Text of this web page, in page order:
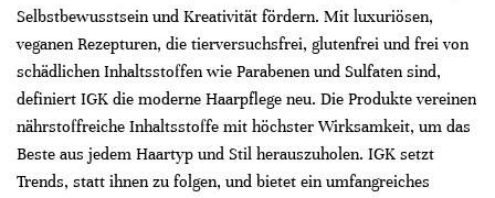
Selbstbewusstsein und Kreativität fördern. Mit luxuriösen,
veganen Rezepturen, die tierversuchsfrei, glutenfrei und frei von
schädlichen Inhaltsstoffen wie Parabenen und Sulfaten sind,
definiert IGK die moderne Haarpflege neu. Die Produkte vereinen
nährstoffreiche Inhaltsstoffe mit höchster Wirksamkeit, um das
Beste aus jedem Haartyp und Stil herauszuholen. IGK setzt
Trends, statt ihnen zu folgen, und bietet ein umfangreiches